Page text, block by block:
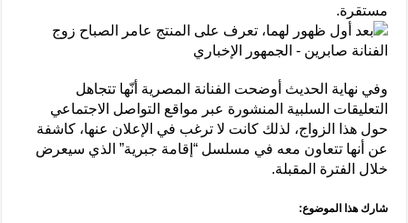
مستقرة.
وفي نهاية الحديث أوضحت الفنانة المصرية أنّها تتجاهل
التعليقات السلبية المنشورة عبر مواقع التواصل الاجتماعي
حول هذا الزواج، لذلك كانت لا ترغب في الإعلان عنها، كاشفة
عن أنها تتعاون معه في مسلسل “إقامة جبرية” الذي سيعرض
خلال الفترة المقبلة.
شارك هذا الموضوع: